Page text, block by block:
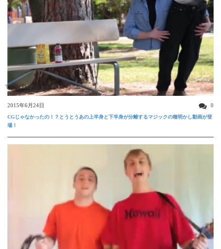
すごい動画
2015年6月24日 0
CGじゃなかったの！？とうとうあの上半身と下半身が分離するマジックの種明かし動画が登
場！